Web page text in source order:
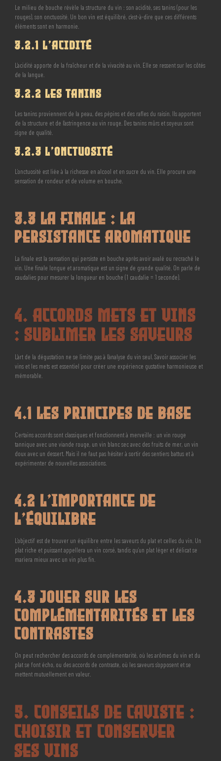
Le milieu de bouche révèle la structure du vin : son acidité, ses tanins (pour les
rouges), son onctuosité. Un bon vin est équilibré, c’est-à-dire que ces différents
éléments sont en harmonie.
3.2.1 L’Acidité
L’acidité apporte de la fraîcheur et de la vivacité au vin. Elle se ressent sur les côtés
de la langue.
3.2.2 Les Tanins
Les tanins proviennent de la peau, des pépins et des rafles du raisin. Ils apportent
de la structure et de l’astringence au vin rouge. Des tanins mûrs et soyeux sont
signe de qualité.
3.2.3 L’Onctuosité
L’onctuosité est liée à la richesse en alcool et en sucre du vin. Elle procure une
sensation de rondeur et de volume en bouche.
3.3 La Finale : La
Persistance Aromatique
La finale est la sensation qui persiste en bouche après avoir avalé ou recraché le
vin. Une finale longue et aromatique est un signe de grande qualité. On parle de
caudalies pour mesurer la longueur en bouche (1 caudalie = 1 seconde).
4. Accords Mets et Vins
: Sublimer les Saveurs
L’art de la dégustation ne se limite pas à l’analyse du vin seul. Savoir associer les
vins et les mets est essentiel pour créer une expérience gustative harmonieuse et
mémorable.
4.1 Les Principes de Base
Certains accords sont classiques et fonctionnent à merveille : un vin rouge
tannique avec une viande rouge, un vin blanc sec avec des fruits de mer, un vin
doux avec un dessert. Mais il ne faut pas hésiter à sortir des sentiers battus et à
expérimenter de nouvelles associations.
4.2 L’Importance de
l’Équilibre
L’objectif est de trouver un équilibre entre les saveurs du plat et celles du vin. Un
plat riche et puissant appellera un vin corsé, tandis qu’un plat léger et délicat se
mariera mieux avec un vin plus fin.
4.3 Jouer sur les
Complémentarités et les
Contrastes
On peut rechercher des accords de complémentarité, où les arômes du vin et du
plat se font écho, ou des accords de contraste, où les saveurs s’opposent et se
mettent mutuellement en valeur.
5. Conseils de Caviste :
Choisir et Conserver
ses Vins